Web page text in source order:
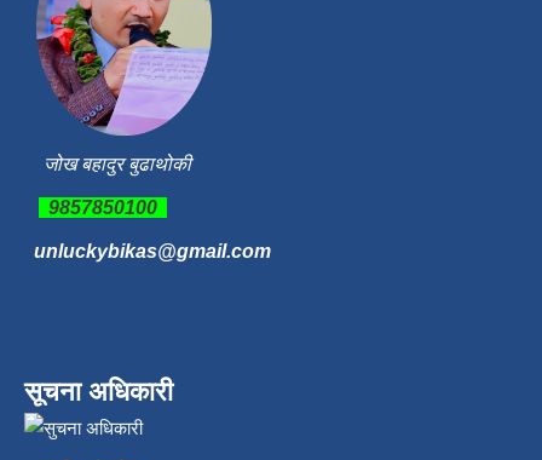
जोख बहादुर बुढाथोकी
9857850100
unluckybikas@gmail.com
सूचना अधिकारी